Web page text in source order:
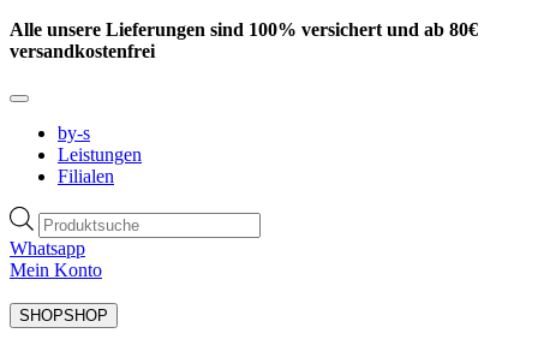
Zum
Inhalt
Alle unsere Lieferungen sind 100% versichert und ab 80€
versandkostenfrei
by-s
Leistungen
Filialen
Products
search
Whatsapp
Mein Konto
SHOPSHOP